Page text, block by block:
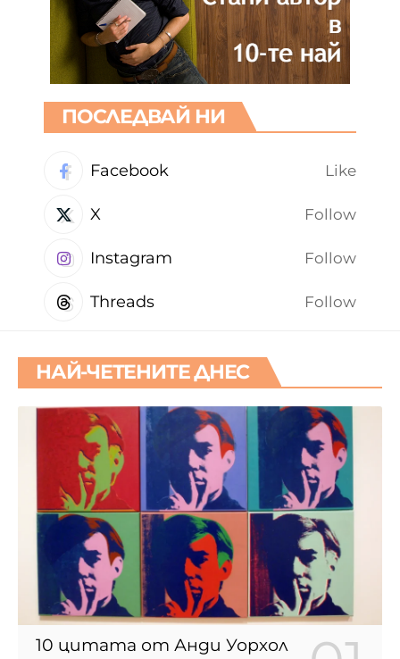
ПОСЛЕДВАЙ НИ
Facebook Like
X Follow
Instagram Follow
Threads Follow
НАЙ-ЧЕТЕНИТЕ ДНЕС
10 цитата от Анди Уорхол